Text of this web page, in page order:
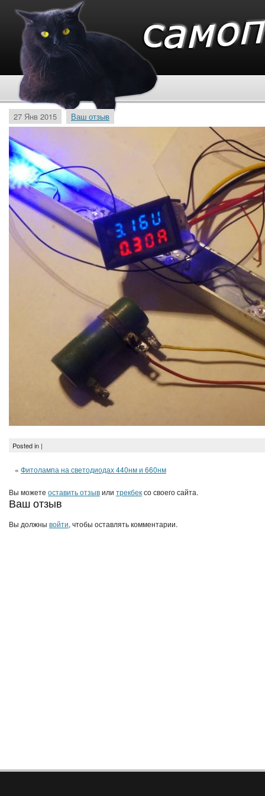
27 Янв 2015 Ваш отзыв
Posted in |
« Фитолампа на светодиодах 440нм и 660нм
Вы можете оставить отзывили трекбексо своего сайта.
Ваш отзыв
Вы должны войти, чтобы оставлять комментарии.